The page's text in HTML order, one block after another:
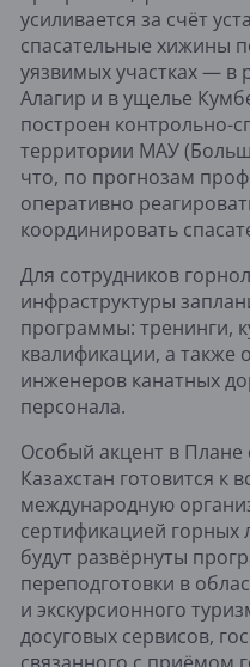
усиливается за счёт
спасательные хижины
уязвимых участках —
Алагир и в ущелье
построен контрольно-
территории МАУ
что, по прогнозам
оперативно
координировать
Для сотрудников
инфраструктуры
программы: тренинги,
квалификации, а также
инженеров канатных
персонала.
Особый акцент в Плане
Казахстан готовится к
международную
сертификацией горных
будут развёрнуты
переподготовки в
и экскурсионного
досуговых сервисов,